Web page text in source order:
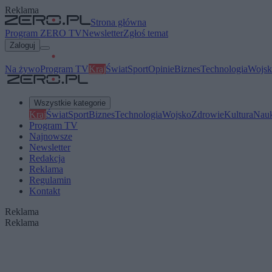
Reklama
Strona główna
Program ZERO TVNewsletterZgłoś temat
Zaloguj
Na żywoProgram TVKrajŚwiatSportOpinieBiznesTechnologia
Wszystkie kategorie
KrajŚwiatSportBiznesTechnologiaWojskoZdrowieKultura
Program TV
Najnowsze
Newsletter
Redakcja
Reklama
Regulamin
Kontakt
Reklama
Reklama